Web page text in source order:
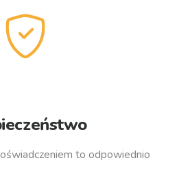
to odpowiednio